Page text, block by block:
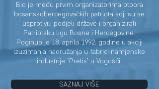
Bio je među prvim organizatorima otpora
bosanskohercegovačkih patriota koji su se
usprotivili podjeli države i organizirali
Patriotsku ligu Bosne i Hercegovine.
Poginuo je 18. aprila 1992. godine u akciji
izuzimanja naoružanja u fabrici namjenske
industrije “Pretis” u Vogošći.
SAZNAJ VIŠE